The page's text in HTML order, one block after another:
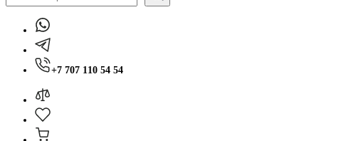
+7 707 110 54 54